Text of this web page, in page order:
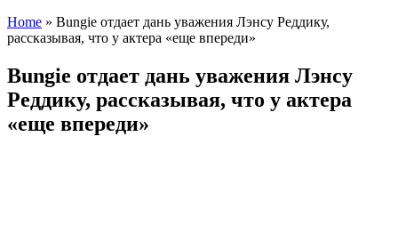
Home » Bungie отдает дань уважения Лэнсу Реддику,
рассказывая, что у актера «еще впереди»
Bungie отдает дань уважения Лэнсу
Реддику, рассказывая, что у актера
«еще впереди»